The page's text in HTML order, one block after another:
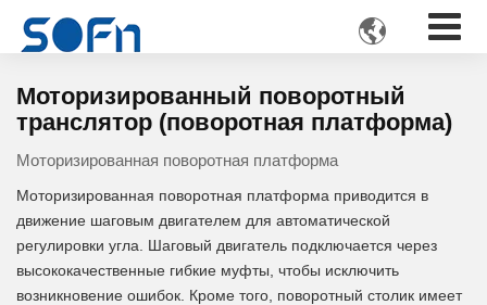

Моторизированный поворотный
транслятор (поворотная платформа)
Моторизированная поворотная платформа
Моторизированная поворотная платформа приводится в
движение шаговым двигателем для автоматической
регулировки угла. Шаговый двигатель подключается через
высококачественные гибкие муфты, чтобы исключить
возникновение ошибок. Кроме того, поворотный столик имеет